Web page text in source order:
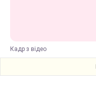
Кадр з відео